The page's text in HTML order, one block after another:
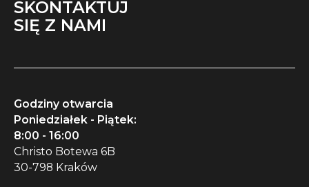
SKONTAKTUJ
SIĘ Z NAMI
Godziny otwarcia
Poniedziałek - Piątek:
8:00 - 16:00
Christo Botewa 6B
30-798 Kraków